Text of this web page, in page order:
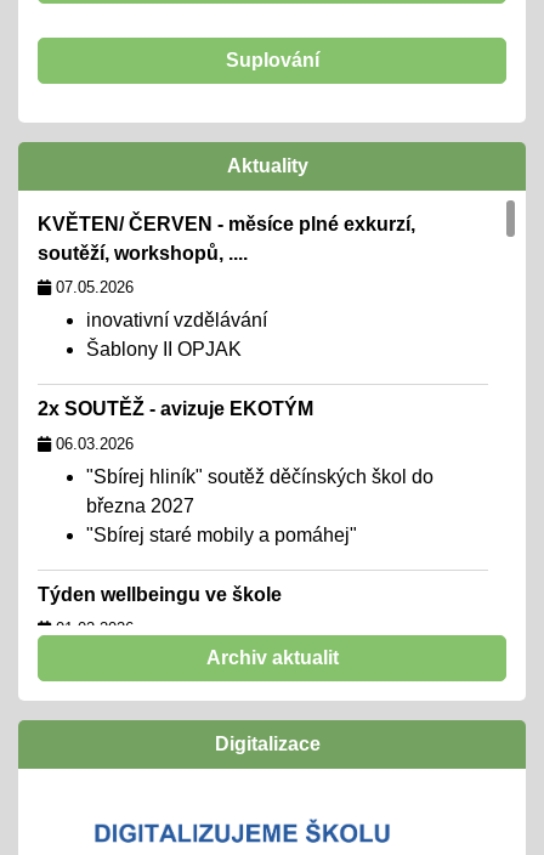
Suplování
Aktuality
KVĚTEN/ ČERVEN - měsíce plné exkurzí,
soutěží, workshopů, ....
07.05.2026
inovativní vzdělávání
Šablony II OPJAK
2x SOUTĚŽ - avizuje EKOTÝM
06.03.2026
"Sbírej hliník" soutěž děčínských škol do
března 2027
"Sbírej staré mobily a pomáhej"
Týden wellbeingu ve škole
01.02.2026
chceme školu, kde se všichni cítí dobře,
naplno rozvinout svůj potenciál
01.02.2026
Archiv aktualit
Digitalizace